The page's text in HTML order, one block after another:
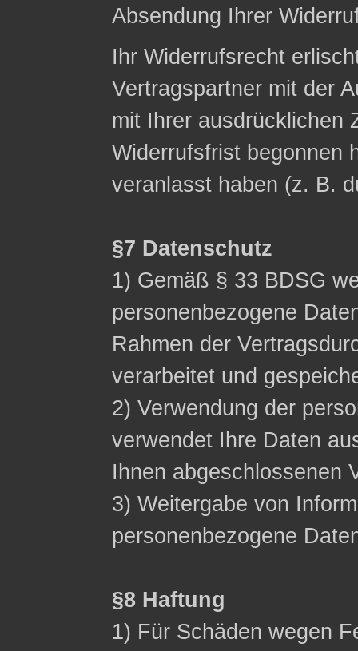
Absendung Ihrer
Ihr Widerrufsrecht
Vertragspartner mit der
mit Ihrer ausdrücklichen
Widerrufsfrist begonnen
veranlasst haben (z. B.
§7 Datenschutz
1) Gemäß § 33 BDSG
personenbezogene
Rahmen der
verarbeitet und
2) Verwendung der
verwendet Ihre Daten
Ihnen abgeschlossenen
3) Weitergabe von
personenbezogene
§8 Haftung
1) Für Schäden wegen